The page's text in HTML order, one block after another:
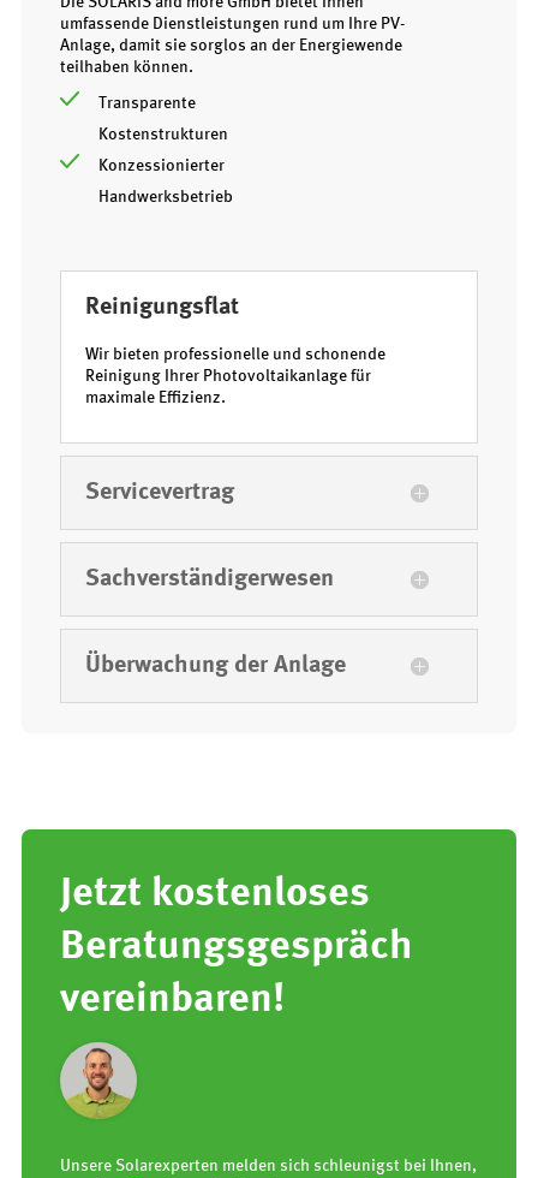
umfassende Dienstleistungen rund um Ihre PV-
Anlage, damit sie sorglos an der Energiewende
teilhaben können.
Transparente
Kostenstrukturen
Konzessionierter
Handwerksbetrieb
Reinigungsflat
Wir bieten professionelle und schonende
Reinigung Ihrer Photovoltaikanlage für
maximale Effizienz.
Servicevertrag
Sachverständigerwesen
Überwachung der Anlage
Jetzt kostenloses
Beratungsgespräch
vereinbaren!
Unsere Solarexperten melden sich schleunigst bei Ihnen,